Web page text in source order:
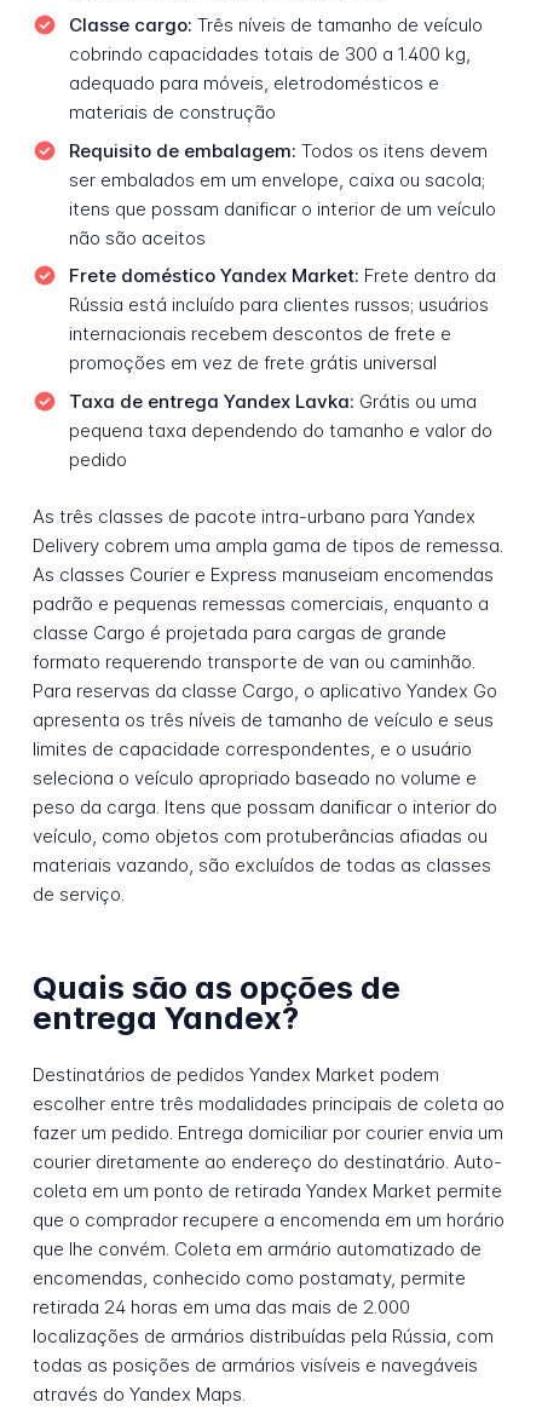
Classe cargo: Três níveis de tamanho de veículo
cobrindo capacidades totais de 300 a 1.400 kg,
adequado para móveis, eletrodomésticos e
materiais de construção
Requisito de embalagem: Todos os itens devem
ser embalados em um envelope, caixa ou sacola;
itens que possam danificar o interior de um veículo
não são aceitos
Frete doméstico Yandex Market: Frete dentro da
Rússia está incluído para clientes russos; usuários
internacionais recebem descontos de frete e
promoções em vez de frete grátis universal
Taxa de entrega Yandex Lavka: Grátis ou uma
pequena taxa dependendo do tamanho e valor do
pedido
As três classes de pacote intra-urbano para Yandex
Delivery cobrem uma ampla gama de tipos de remessa.
As classes Courier e Express manuseiam encomendas
padrão e pequenas remessas comerciais, enquanto a
classe Cargo é projetada para cargas de grande
formato requerendo transporte de van ou caminhão.
Para reservas da classe Cargo, o aplicativo Yandex Go
apresenta os três níveis de tamanho de veículo e seus
limites de capacidade correspondentes, e o usuário
seleciona o veículo apropriado baseado no volume e
peso da carga. Itens que possam danificar o interior do
veículo, como objetos com protuberâncias afiadas ou
materiais vazando, são excluídos de todas as classes
de serviço.
Quais são as opções de
entrega Yandex?
Destinatários de pedidos Yandex Market podem
escolher entre três modalidades principais de coleta ao
fazer um pedido. Entrega domiciliar por courier envia um
courier diretamente ao endereço do destinatário. Auto-
coleta em um ponto de retirada Yandex Market permite
que o comprador recupere a encomenda em um horário
que lhe convém. Coleta em armário automatizado de
encomendas, conhecido como postamaty, permite
retirada 24 horas em uma das mais de 2.000
localizações de armários distribuídas pela Rússia, com
todas as posições de armários visíveis e navegáveis
através do Yandex Maps.